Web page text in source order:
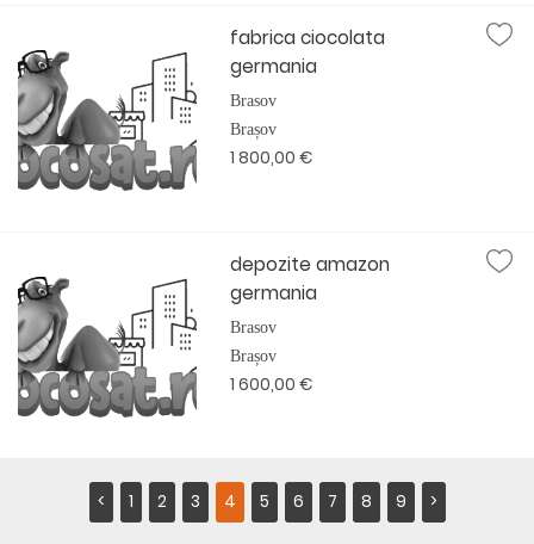
fabrica ciocolata
germania
Brasov
Brașov
1 800,00 €
depozite amazon
germania
Brasov
Brașov
1 600,00 €
< 1 2 3 4 5 6 7 8 9 >